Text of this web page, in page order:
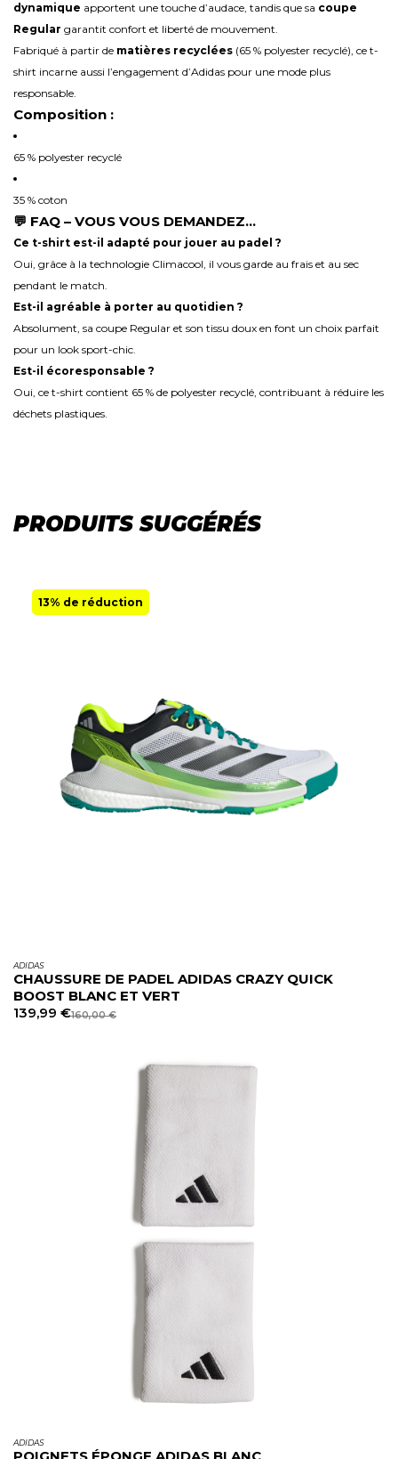
dynamique apportent une touche d’audace, tandis que sa coupe
Regular garantit confort et liberté de mouvement.
Fabriqué à partir de matières recyclées (65 % polyester recyclé), ce t-
shirt incarne aussi l’engagement d’Adidas pour une mode plus
responsable.
Composition :
65 % polyester recyclé
35 % coton
💬 FAQ – VOUS VOUS DEMANDEZ…
Ce t-shirt est-il adapté pour jouer au padel ?
Oui, grâce à la technologie Climacool, il vous garde au frais et au sec
pendant le match.
Est-il agréable à porter au quotidien ?
Absolument, sa coupe Regular et son tissu doux en font un choix parfait
pour un look sport-chic.
Est-il écoresponsable ?
Oui, ce t-shirt contient 65 % de polyester recyclé, contribuant à réduire les
déchets plastiques.
PRODUITS SUGGÉRÉS
13% de réduction
ADIDAS
CHAUSSURE DE PADEL ADIDAS CRAZY QUICK
BOOST BLANC ET VERT
139,99 €160,00€
ADIDAS